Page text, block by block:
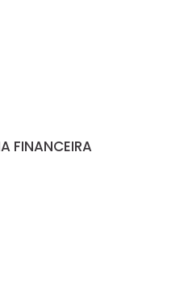
FINANCEIRA